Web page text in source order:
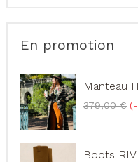
En promotion
Manteau
Prix
379,00 €
Boots